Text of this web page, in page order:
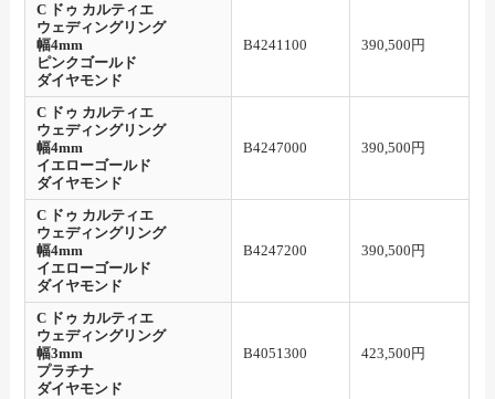
C ドゥ カルティエ
ウェディングリング
幅4mm
ピンクゴールド
ダイヤモンド
B4241100 390,500円
C ドゥ カルティエ
ウェディングリング
幅4mm
イエローゴールド
ダイヤモンド
B4247000 390,500円
C ドゥ カルティエ
ウェディングリング
幅4mm
イエローゴールド
ダイヤモンド
B4247200 390,500円
C ドゥ カルティエ
ウェディングリング
幅3mm
プラチナ
ダイヤモンド
B4051300 423,500円